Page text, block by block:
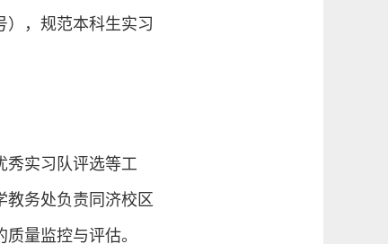
），规范本科生实习
秀实习队评选等工
教务处负责同济校区
量监控与评估。